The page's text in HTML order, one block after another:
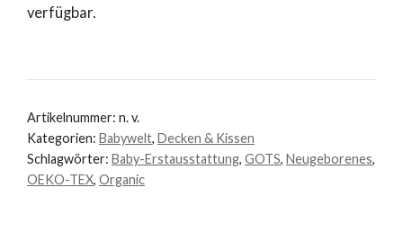
verfügbar.
Artikelnummer: n. v.
Kategorien: Babywelt, Decken & Kissen
Schlagwörter: Baby-Erstausstattung, GOTS, Neugeborenes,
OEKO-TEX, Organic